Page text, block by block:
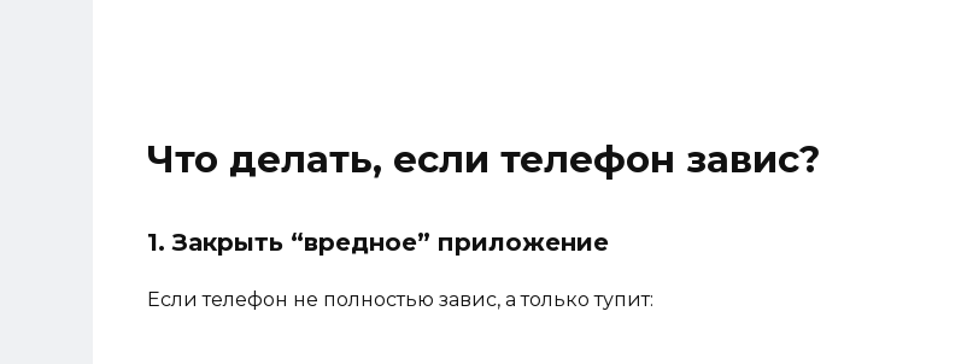
Что делать, если телефон завис?
1. Закрыть “вредное” приложение
Если телефон не полностью завис, а только тупит: